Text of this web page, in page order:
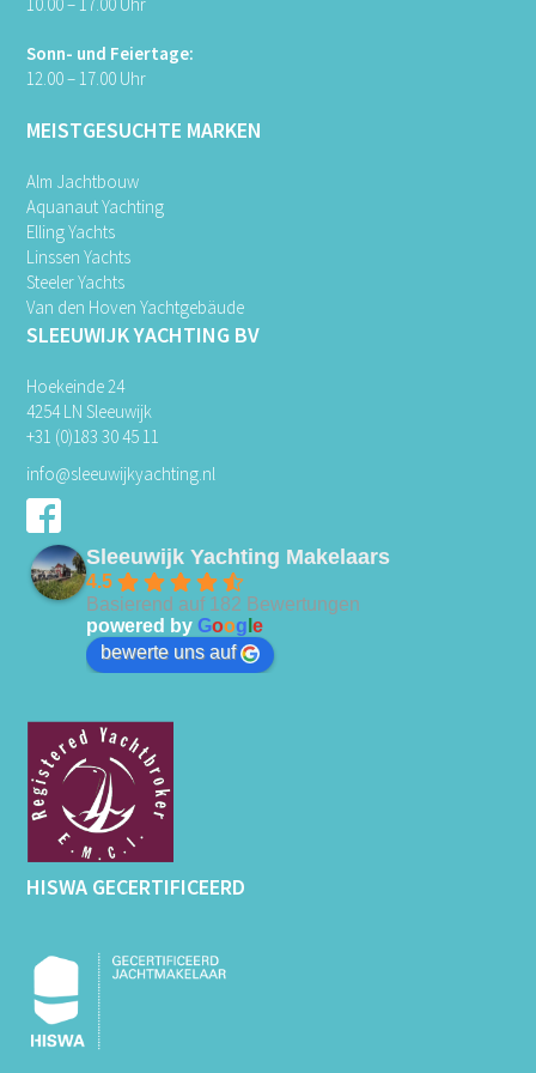
Sonn- und Feiertage:
12.00 – 17.00 Uhr
MEISTGESUCHTE MARKEN
Alm Jachtbouw
Aquanaut Yachting
Elling Yachts
Linssen Yachts
Steeler Yachts
Van den Hoven Yachtgebäude
SLEEUWIJK YACHTING BV
Hoekeinde 24
4254 LN Sleeuwijk
+31 (0)183 30 45 11
info@sleeuwijkyachting.nl
Sleeuwijk Yachting Makelaars
4.5
Basierend auf 182 Bewertungen
powered byGoog le
bewerte uns auf
HISWA GECERTIFICEERD